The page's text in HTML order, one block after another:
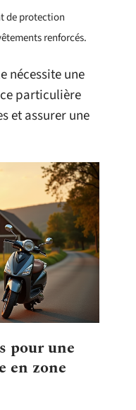
de protection
renforcés.
nécessite une
particulière
et assurer une
pour une
en zone